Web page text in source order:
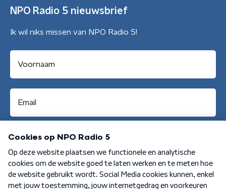
NPO Radio 5 nieuwsbrief
Ik wil niks missen van NPO Radio 5!
Aanmelden
Algemene voorwaarden